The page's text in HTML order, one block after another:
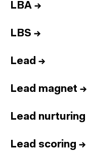
LBA →
LBS →
Lead →
Lead magnet →
Lead nurturing
Lead scoring →